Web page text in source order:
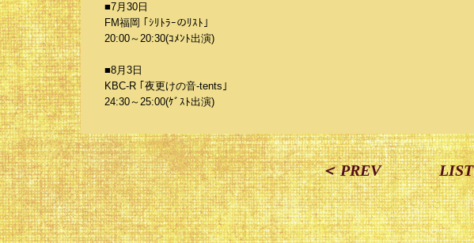
■7月30日
FM福岡 ｢ｼﾘﾄﾗｰのﾘｽﾄ｣
20:00～20:30(ｺﾒﾝﾄ出演)
■8月3日
KBC-R ｢夜更けの音-tents｣
24:30～25:00(ｹﾞｽﾄ出演)
＜ PREV LIST